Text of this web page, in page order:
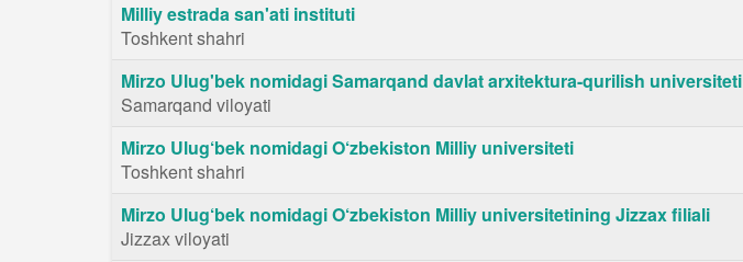
Milliy estrada san'ati instituti
Toshkent shahri
Mirzo Ulug'bek nomidagi Samarqand davlat arxitektura-qurilish universiteti
Samarqand viloyati
Mirzo Ulug‘bek nomidagi O‘zbekiston Milliy universiteti
Toshkent shahri
Mirzo Ulug‘bek nomidagi O‘zbekiston Milliy universitetining Jizzax filiali
Jizzax viloyati